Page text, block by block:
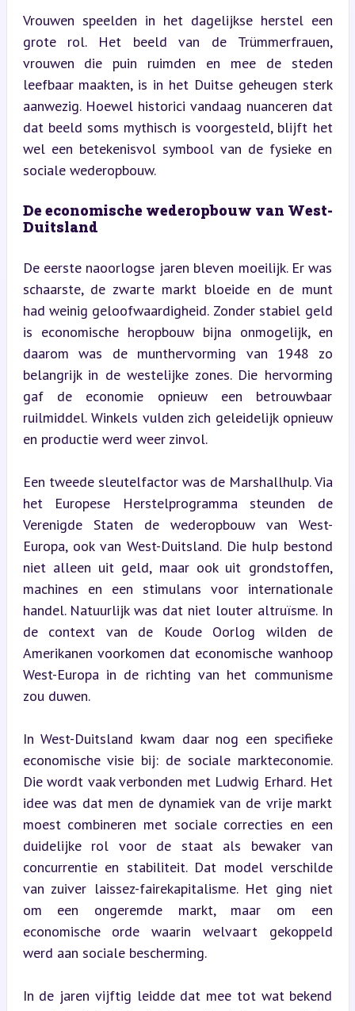
Vrouwen speelden in het dagelijkse herstel een
grote rol. Het beeld van de Trümmerfrauen,
vrouwen die puin ruimden en mee de steden
leefbaar maakten, is in het Duitse geheugen sterk
aanwezig. Hoewel historici vandaag nuanceren dat
dat beeld soms mythisch is voorgesteld, blijft het
wel een betekenisvol symbool van de fysieke en
sociale wederopbouw.
De economische wederopbouw van West-
Duitsland
De eerste naoorlogse jaren bleven moeilijk. Er was
schaarste, de zwarte markt bloeide en de munt
had weinig geloofwaardigheid. Zonder stabiel geld
is economische heropbouw bijna onmogelijk, en
daarom was de munthervorming van 1948 zo
belangrijk in de westelijke zones. Die hervorming
gaf de economie opnieuw een betrouwbaar
ruilmiddel. Winkels vulden zich geleidelijk opnieuw
en productie werd weer zinvol.
Een tweede sleutelfactor was de Marshallhulp. Via
het Europese Herstelprogramma steunden de
Verenigde Staten de wederopbouw van West-
Europa, ook van West-Duitsland. Die hulp bestond
niet alleen uit geld, maar ook uit grondstoffen,
machines en een stimulans voor internationale
handel. Natuurlijk was dat niet louter altruïsme. In
de context van de Koude Oorlog wilden de
Amerikanen voorkomen dat economische wanhoop
West-Europa in de richting van het communisme
zou duwen.
In West-Duitsland kwam daar nog een specifieke
economische visie bij: de sociale markteconomie.
Die wordt vaak verbonden met Ludwig Erhard. Het
idee was dat men de dynamiek van de vrije markt
moest combineren met sociale correcties en een
duidelijke rol voor de staat als bewaker van
concurrentie en stabiliteit. Dat model verschilde
van zuiver laissez-fairekapitalisme. Het ging niet
om een ongeremde markt, maar om een
economische orde waarin welvaart gekoppeld
werd aan sociale bescherming.
In de jaren vijftig leidde dat mee tot wat bekend